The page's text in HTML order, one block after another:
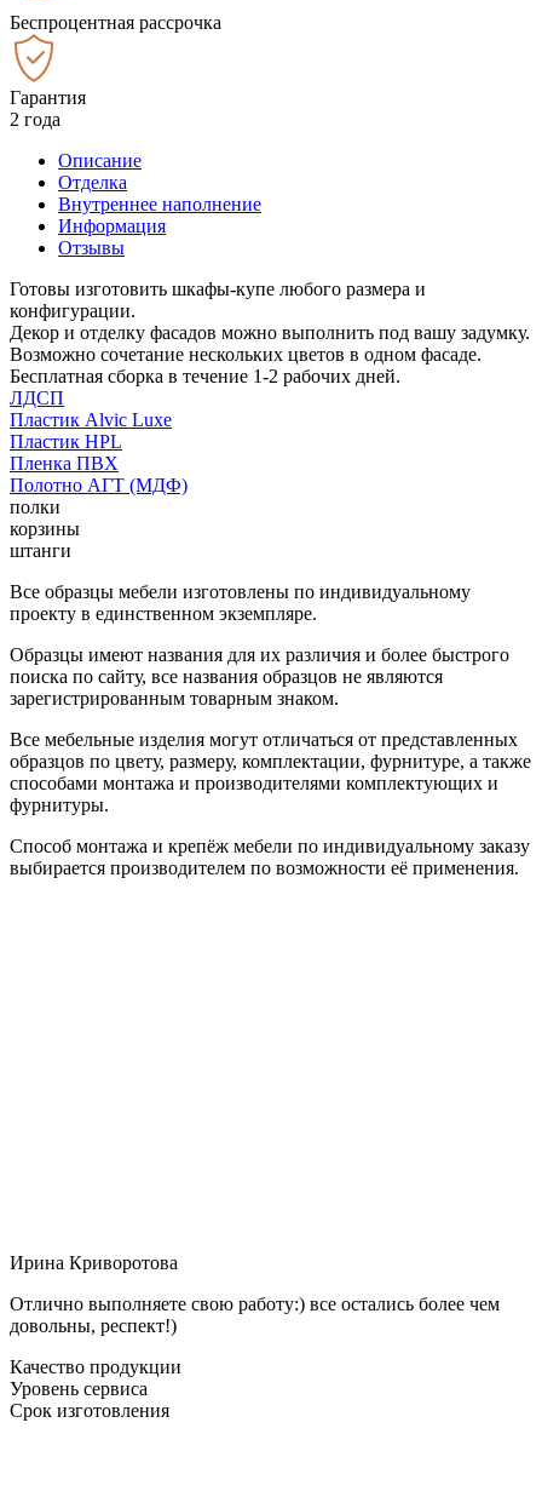
Беспроцентная рассрочка
Гарантия
2 года
Описание
Отделка
Внутреннее наполнение
Информация
Отзывы
Готовы изготовить шкафы-купе любого размера и
конфигурации.
Декор и отделку фасадов можно выполнить под вашу задумку.
Возможно сочетание нескольких цветов в одном фасаде.
Бесплатная сборка в течение 1-2 рабочих дней.
ЛДСП
Пластик Alvic Luxe
Пластик HPL
Пленка ПВХ
Полотно АГТ (МДФ)
полки
корзины
штанги
Все образцы мебели изготовлены по индивидуальному
проекту в единственном экземпляре.
Образцы имеют названия для их различия и более быстрого
поиска по сайту, все названия образцов не являются
зарегистрированным товарным знаком.
Все мебельные изделия могут отличаться от представленных
образцов по цвету, размеру, комплектации, фурнитуре, а также
способами монтажа и производителями комплектующих и
фурнитуры.
Способ монтажа и крепёж мебели по индивидуальному заказу
выбирается производителем по возможности её применения.
Ирина Криворотова
Отлично выполняете свою работу:) все остались более чем
довольны, респект!)
Качество продукции
Уровень сервиса
Срок изготовления